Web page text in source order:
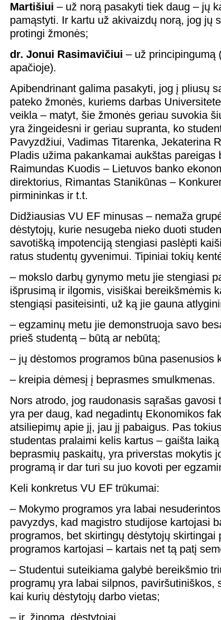
Martišiui – už norą pasakyti tiek daug – jų
pamąstyti. Ir kartu už akivaizdų norą, jog jų
protingi žmonės;
dr. Jonui Rasimavičiui – už principingumą
apačioje).
Apibendrinant galima pasakyti, jog į pliusų
pateko žmonės, kuriems darbas
veikla – matyt, šie žmonės geriau suvokia
yra žingeidesni ir geriau supranta, ko
Pavyzdžiui, Vadimas Titarenka, Jekaterina
Pladis užima pakankamai aukštas pareigas
Raimundas Kuodis – Lietuvos banko
direktorius, Rimantas Stanikūnas –
pirmininkas ir t.t.
Didžiausias VU EF minusas – nemaža
dėstytojų, kurie nesugeba nieko duoti
savotišką impotenciją stengiasi paslėpti
ratus studentų gyvenimui. Tipiniai tokių
– mokslo darbų gynymo metu jie stengiasi
išprusimą ir ilgomis, visiškai bereikšmėmis
stengiąsi pasiteisinti, už ką jie gauna
– egzaminų metu jie demonstruoja savo
prieš studentą – būtą ar nebūtą;
– jų dėstomos programos būna pasenusios
– kreipia dėmesį į beprasmes smulkmenas.
Nors atrodo, jog raudonasis sąrašas gavosi
yra per daug, kad negadintų Ekonomikos
atsiliepimų apie jį, jau jį pabaigus. Pas
studentas pralaimi kelis kartus – gaišta
beprasmių paskaitų, yra priverstas mokytis
programą ir dar turi su juo kovoti per
Keli konkretus VU EF trūkumai:
– Mokymo programos yra labai
pavyzdys, kad magistro studijose kartojasi
programos, bet skirtingų dėstytojų skirtingai
programos kartojasi – kartais net tą patį
– Studentui suteikiama galybė bereikšmio
programų yra labai silpnos, paviršutiniškos,
kai kurių dėstytojų darbo vietas;
– ir, žinoma, dėstytojai.